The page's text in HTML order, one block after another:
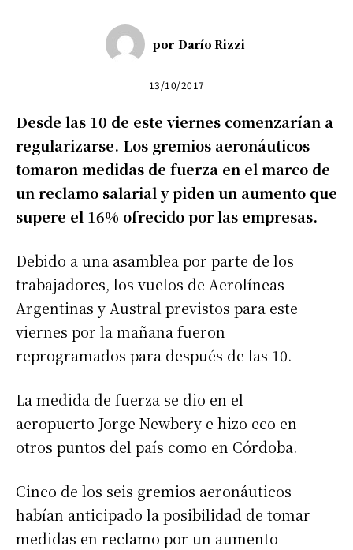
por Darío Rizzi
13/10/2017
Desde las 10 de este viernes comenzarían a
regularizarse. Los gremios aeronáuticos
tomaron medidas de fuerza en el marco de
un reclamo salarial y piden un aumento que
supere el 16% ofrecido por las empresas.
Debido a una asamblea por parte de los
trabajadores, los vuelos de Aerolíneas
Argentinas y Austral previstos para este
viernes por la mañana fueron
reprogramados para después de las 10.
La medida de fuerza se dio en el
aeropuerto Jorge Newbery e hizo eco en
otros puntos del país como en Córdoba.
Cinco de los seis gremios aeronáuticos
habían anticipado la posibilidad de tomar
medidas en reclamo por un aumento